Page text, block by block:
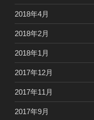
2018年4月
2018年2月
2018年1月
2017年12月
2017年11月
2017年9月